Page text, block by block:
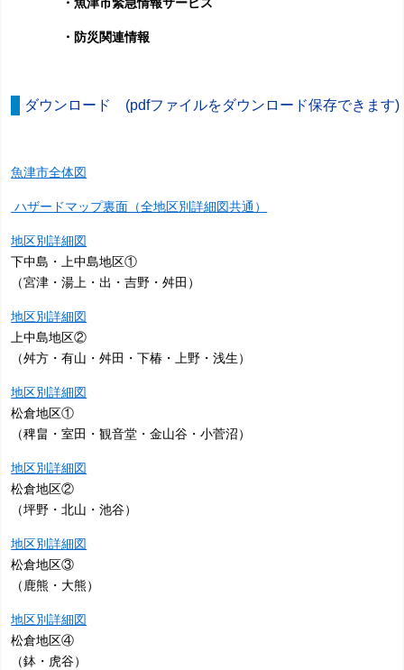
・防災関連情報
ダウンロード (pdfファイルをダウンロード保存できます)
魚津市全体図
ハザードマップ裏面（全地区別詳細図共通）
地区別詳細図
下中島・上中島地区①
（宮津・湯上・出・吉野・舛田）
地区別詳細図
上中島地区②
（舛方・有山・舛田・下椿・上野・浅生）
地区別詳細図
松倉地区①
（稗畠・室田・観音堂・金山谷・小菅沼）
地区別詳細図
松倉地区②
（坪野・北山・池谷）
地区別詳細図
松倉地区③
（鹿熊・大熊）
地区別詳細図
松倉地区④
（鉢・虎谷）